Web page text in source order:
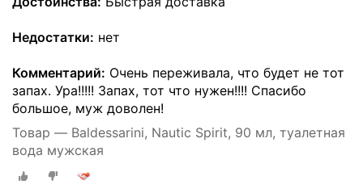
Недостатки: нет
Комментарий: Очень переживала, что будет не тот
запах. Ура!!!!! Запах, тот что нужен!!!! Спасибо
большое, муж доволен!
Товар — Baldessarini, Nautic Spirit, 90 мл, туалетная
вода мужская